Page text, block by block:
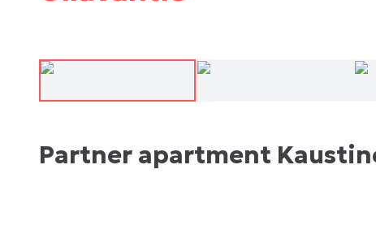
Partner apartment